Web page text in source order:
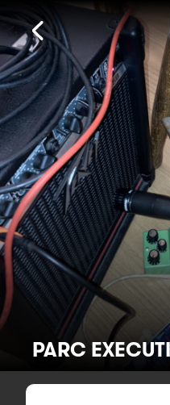
PARC